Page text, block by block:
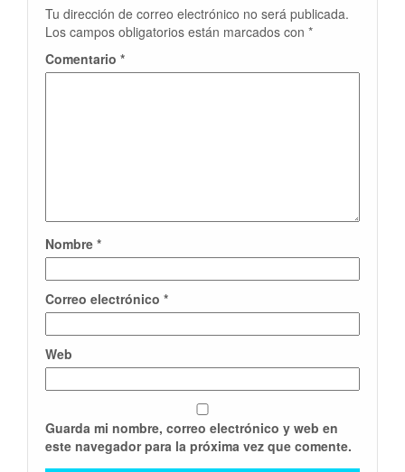
Tu dirección de correo electrónico no será publicada.
Los campos obligatorios están marcados con *
Comentario *
Nombre *
Correo electrónico *
Web
Guarda mi nombre, correo electrónico y web en
este navegador para la próxima vez que comente.